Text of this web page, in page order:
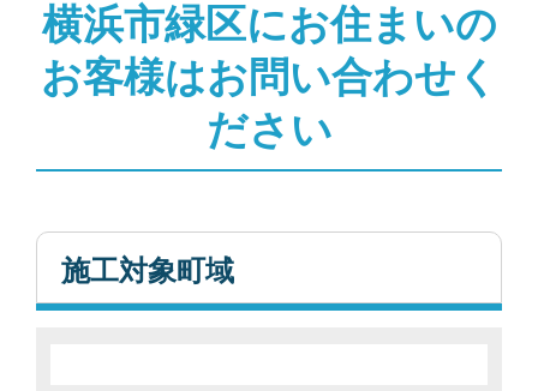
横浜市緑区にお住まいの
お客様はお問い合わせく
ださい
施工対象町域